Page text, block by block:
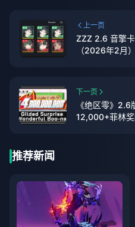
上一页
ZZZ 2.6 音擎卡
（2026年2月）
下一页
《绝区零》
12,000+菲林
推荐新闻